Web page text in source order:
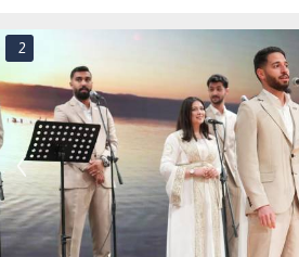
أعلى مستوى منذ 3 سنوات ونصف
2